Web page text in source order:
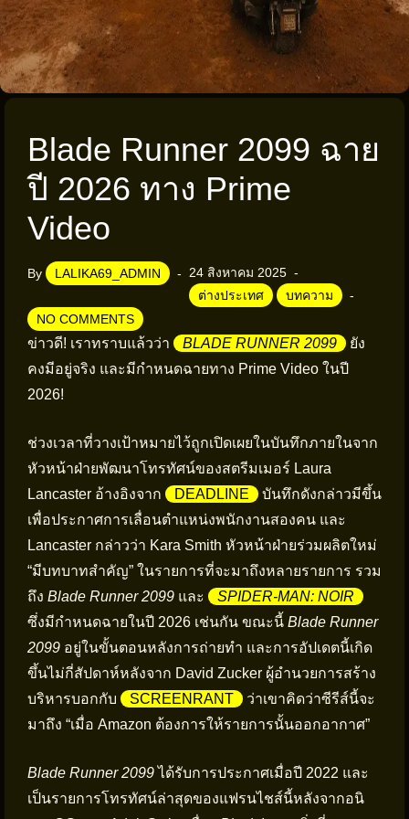
Blade Runner 2099 ฉาย
ปี 2026 ทาง Prime
Video
By LALIKA69_ADMIN
24 สิงหาคม 2025
ต่างประเทศ
บทความ
NO COMMENTS
ข่าวดี! เราทราบแล้วว่า BLADE RUNNER 2099
ยัง
คงมีอยู่จริง และมีกำหนดฉายทาง Prime Video ในปี
2026!
ช่วงเวลาที่วางเป้าหมายไว้ถูกเปิดเผยในบันทึกภายในจาก
หัวหน้าฝ่ายพัฒนาโทรทัศน์ของสตรีมเมอร์ Laura
Lancaster อ้างอิงจาก
DEADLINE
บันทึกดังกล่าวมีขึ้น
เพื่อประกาศการเลื่อนตำแหน่งพนักงานสองคน และ
Lancaster กล่าวว่า Kara Smith หัวหน้าฝ่ายร่วมผลิตใหม่
“มีบทบาทสำคัญ” ในรายการที่จะมาถึงหลายรายการ รวม
ถึง Blade Runner 2099 และ
SPIDER-MAN: NOIR
ซึ่งมีกำหนดฉายในปี 2026 เช่นกัน ขณะนี้ Blade Runner
2099 อยู่ในขั้นตอนหลังการถ่ายทำ และการอัปเดตนี้เกิด
ขึ้นไม่กี่สัปดาห์หลังจาก David Zucker ผู้อำนวยการสร้าง
บริหารบอกกับ
SCREENRANT
ว่าเขาคิดว่าซีรีส์นี้จะ
มาถึง “เมื่อ Amazon ต้องการให้รายการนั้นออกอากาศ”
Blade Runner 2099ได้รับการประกาศเมื่อปี 2022 และ
เป็นรายการโทรทัศน์ล่าสุดของแฟรนไชส์นี้หลังจากอนิ